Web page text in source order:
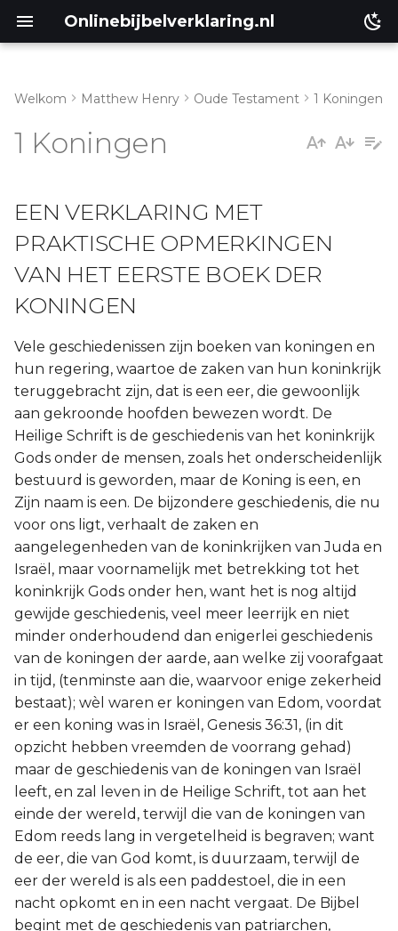
Onlinebijbelverklaring.nl
Lukas
Johannes
Handelingen
Romeinen
1 Korinthe
2 Korinthe
Galaten
Éfeze
Filipenzen
Kolossenzen
1 Thessalonicenzen
2 Thessalonicenzen
1 Timótheüs
2 Timótheüs
Titus
Filémon
Hebreeën
Welkom Matthew Henry Oude Testament 1 Koningen
1 Koningen
EEN VERKLARING MET
PRAKTISCHE OPMERKINGEN
VAN HET EERSTE BOEK DER
KONINGEN
Vele geschiedenissen zijn boeken van koningen en
hun regering, waartoe de zaken van hun koninkrijk
teruggebracht zijn, dat is een eer, die gewoonlijk
aan gekroonde hoofden bewezen wordt. De
Heilige Schrift is de geschiedenis van het koninkrijk
Gods onder de mensen, zoals het onderscheidenlijk
bestuurd is geworden, maar de Koning is een, en
Zijn naam is een. De bijzondere geschiedenis, die nu
voor ons ligt, verhaalt de zaken en
aangelegenheden van de koninkrijken van Juda en
Israël, maar voornamelijk met betrekking tot het
koninkrijk Gods onder hen, want het is nog altijd
gewijde geschiedenis, veel meer leerrijk en niet
minder onderhoudend dan enigerlei geschiedenis
van de koningen der aarde, aan welke zij voorafgaat
in tijd, (tenminste aan die, waarvoor enige zekerheid
bestaat); wèl waren er koningen van Edom, voordat
er een koning was in Israël, Genesis 36:31, (in dit
opzicht hebben vreemden de voorrang gehad)
maar de geschiedenis van de koningen van Israël
leeft, en zal leven in de Heilige Schrift, tot aan het
einde der wereld, terwijl die van de koningen van
Edom reeds lang in vergetelheid is begraven; want
de eer, die van God komt, is duurzaam, terwijl de
eer der wereld is als een paddestoel, die in een
nacht opkomt en in een nacht vergaat. De Bijbel
begint met de geschiedenis van patriarchen,